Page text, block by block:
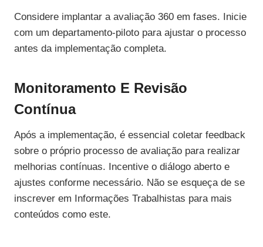
Considere implantar a avaliação 360 em fases. Inicie
com um departamento-piloto para ajustar o processo
antes da implementação completa.
Monitoramento E Revisão
Contínua
Após a implementação, é essencial coletar feedback
sobre o próprio processo de avaliação para realizar
melhorias contínuas. Incentive o diálogo aberto e
ajustes conforme necessário. Não se esqueça de se
inscrever em Informações Trabalhistas para mais
conteúdos como este.